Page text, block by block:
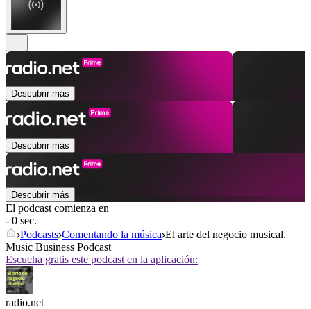
Descubrir más
Descubrir más
Descubrir más
El podcast comienza en
- 0 sec.
Podcasts Comentando la música El arte del negocio musical.
Music Business Podcast
Escucha gratis este podcast en la aplicación:
radio.net